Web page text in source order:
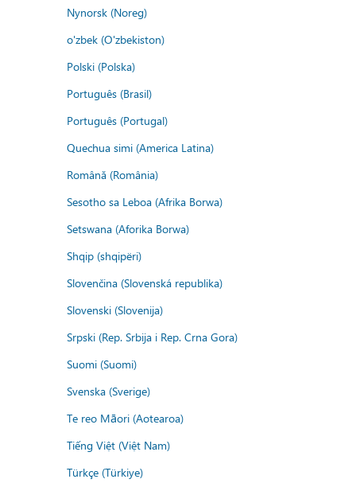
Nynorsk (Noreg)
o'zbek (O'zbekiston)
Polski (Polska)
Português (Brasil)
Português (Portugal)
Quechua simi (America Latina)
Română (România)
Sesotho sa Leboa (Afrika Borwa)
Setswana (Aforika Borwa)
Shqip (shqipëri)
Slovenčina (Slovenská republika)
Slovenski (Slovenija)
Srpski (Rep. Srbija i Rep. Crna Gora)
Suomi (Suomi)
Svenska (Sverige)
Te reo Māori (Aotearoa)
Tiếng Việt (Việt Nam)
Türkçe (Türkiye)